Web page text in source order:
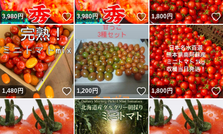
3,980円 いいね！
3,980円 いいね！
1,800円
1,480円 いいね！
1,200円 いいね！
1,800円